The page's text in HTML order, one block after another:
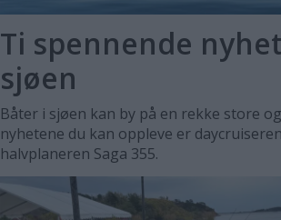
Ti spennende
sjøen
Båter i sjøen kan by på en rekke store
nyhetene du kan oppleve er
halvplaneren Saga 355.